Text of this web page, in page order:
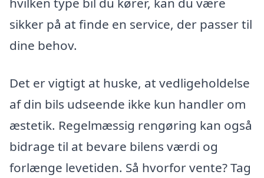
sikker på at finde en service, der passer til
dine behov.
Det er vigtigt at huske, at vedligeholdelse
af din bils udseende ikke kun handler om
æstetik. Regelmæssig rengøring kan også
bidrage til at bevare bilens værdi og
forlænge levetiden. Så hvorfor vente? Tag